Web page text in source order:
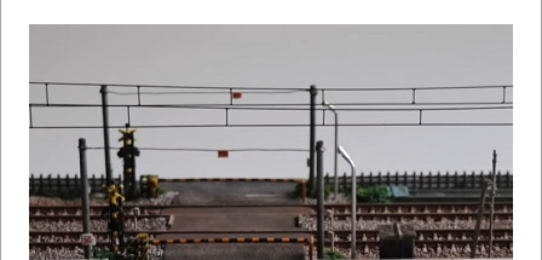
中居正広さん、ひそかに◯◯してい
た・・・NEW!
Uber配達員からのお願いNEW!
積水ハウス「地面師に55億円騙し取られ
た…」 ワイ「はえーかわいそう…会社滅茶苦茶